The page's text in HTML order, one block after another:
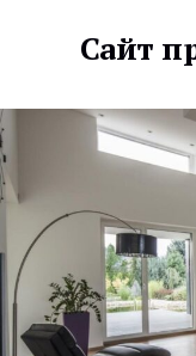
Сайт